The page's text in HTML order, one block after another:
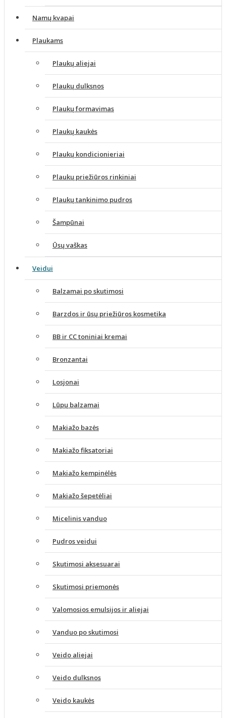
Namų kvapai
Plaukams
Plaukų aliejai
Plaukų dulksnos
Plaukų formavimas
Plaukų kaukės
Plaukų kondicionieriai
Plaukų priežiūros rinkiniai
Plaukų tankinimo pudros
Šampūnai
Ūsų vaškas
Veidui
Balzamai po skutimosi
Barzdos ir ūsų priežiūros kosmetika
BB ir CC toniniai kremai
Bronzantai
Losjonai
Lūpų balzamai
Makiažo bazės
Makiažo fiksatoriai
Makiažo kempinėlės
Makiažo šepetėliai
Micelinis vanduo
Pudros veidui
Skutimosi aksesuarai
Skutimosi priemonės
Valomosios emulsijos ir aliejai
Vanduo po skutimosi
Veido aliejai
Veido dulksnos
Veido kaukės